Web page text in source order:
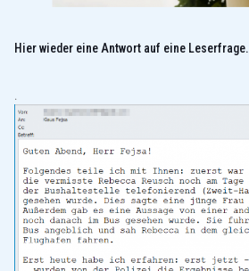
Hier wieder eine Antwort auf eine Leserfrage.
.